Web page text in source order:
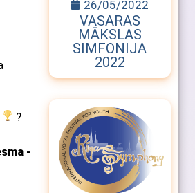
?
-
26/05/2022
VASARAS
MĀKSLAS
SIMFONIJA
2022